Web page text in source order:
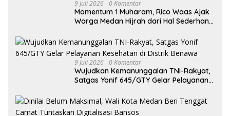
9 Juli 2026 0 Komentar
Momentum 1 Muharam, Rico Waas Ajak
Warga Medan Hijrah dari Hal Sederhana
9 Juli 2026 0 Komentar
Wujudkan Kemanunggalan TNI-Rakyat,
Satgas Yonif 645/GTY Gelar Pelayanan